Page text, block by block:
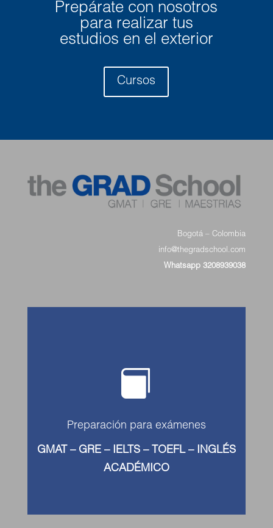
Prepárate con nosotros
para realizar tus
estudios en el exterior
Cursos
Bogotá – Colombia
info@thegradschool.com
Whatsapp 3208939038

Preparación para exámenes
GMAT – GRE – IELTS – TOEFL – INGLÉS
ACADÉMICO